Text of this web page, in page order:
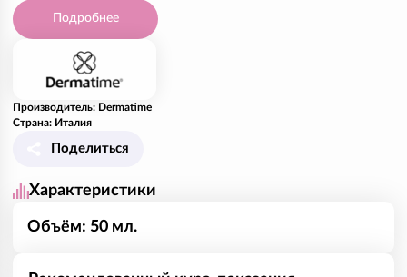
Подробнее
Производитель: Dermatime
Страна: Италия
Поделиться
Характеристики
Объём: 50 мл.